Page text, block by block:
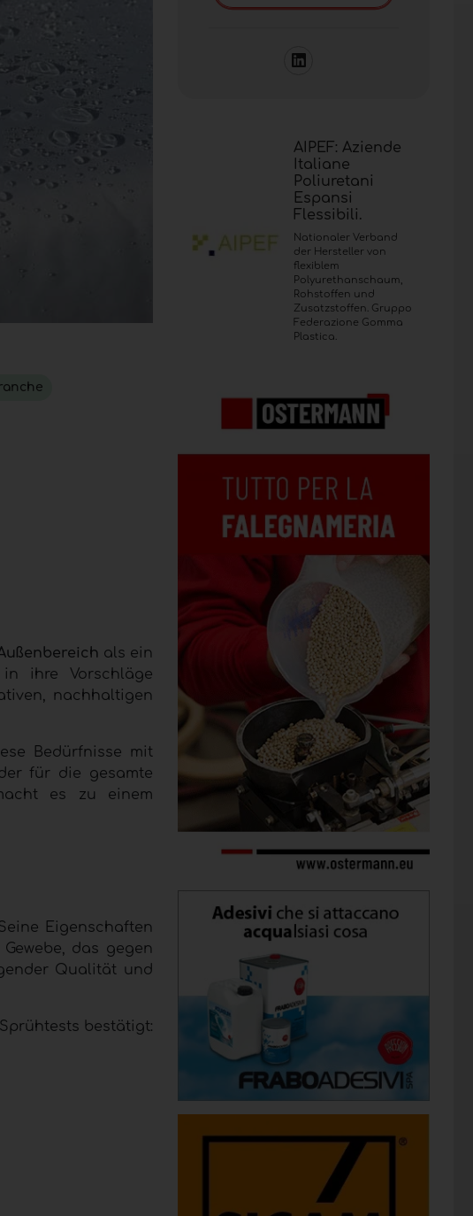
als ein
ihre Vorschläge
nachhaltigen
Bedürfnisse mit
für die gesamte
es zu einem
Eigenschaften
das gegen
Qualität und
bestätigt:
AIPEF: Aziende
Italiane
Poliuretani
Espansi
Flessibili.
Nationaler Verband
der Hersteller von
flexiblem
Polyurethanschaum,
Rohstoffen und
Zusatzstoffen. Gruppo
Federazione Gomma
Plastica.